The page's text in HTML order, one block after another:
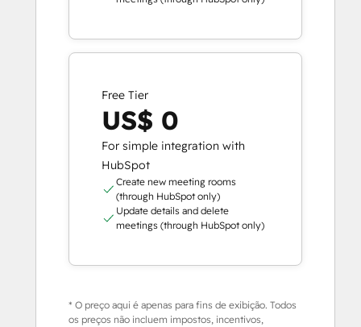
Free Tier
US$ 0
For simple integration with
HubSpot
Create new meeting rooms
(through HubSpot only)
Update details and delete
meetings (through HubSpot only)
* O preço aqui é apenas para fins de exibição. Todos
os preços não incluem impostos, incentivos,